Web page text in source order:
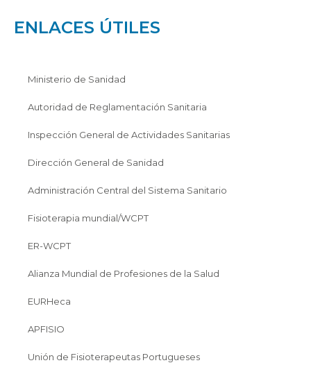
ENLACES ÚTILES
Ministerio de Sanidad
Autoridad de Reglamentación Sanitaria
Inspección General de Actividades Sanitarias
Dirección General de Sanidad
Administración Central del Sistema Sanitario
Fisioterapia mundial/WCPT
ER-WCPT
Alianza Mundial de Profesiones de la Salud
EURHeca
APFISIO
Unión de Fisioterapeutas Portugueses